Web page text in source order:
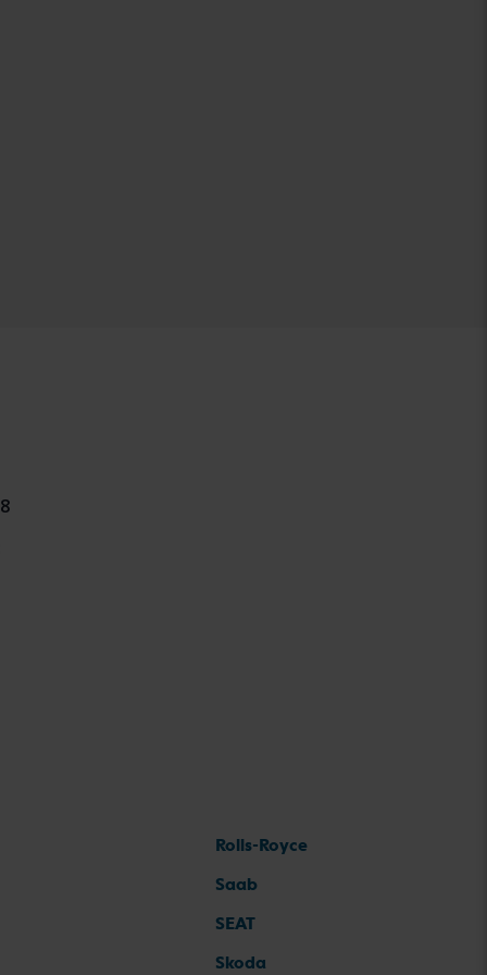
Rolls-Royce
Saab
SEAT
Skoda